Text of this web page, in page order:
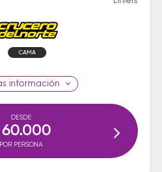
CAMA
información
DESDE
60.000
POR PERSONA